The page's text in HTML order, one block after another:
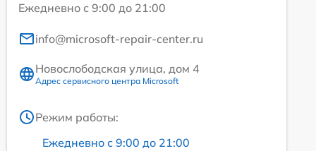
Ежедневно с 9:00 до 21:00
info@microsoft-repair-center.ru
Новослободская улица, дом 4
Адрес сервисного центра Microsoft
Режим работы:
Ежедневно с 9:00 до 21:00